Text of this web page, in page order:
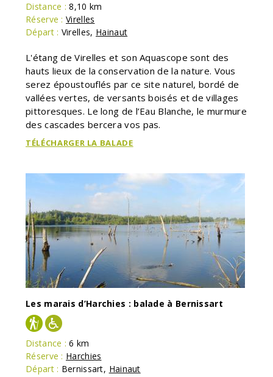
Distance : 8,10 km
Réserve : Virelles
Départ : Virelles, Hainaut
L'étang de Virelles et son Aquascope sont des
hauts lieux de la conservation de la nature. Vous
serez époustouflés par ce site naturel, bordé de
vallées vertes, de versants boisés et de villages
pittoresques. Le long de l’Eau Blanche, le murmure
des cascades bercera vos pas.
TÉLÉCHARGER LA BALADE
Les marais d’Harchies : balade à Bernissart
Distance : 6 km
Réserve : Harchies
Départ : Bernissart, Hainaut